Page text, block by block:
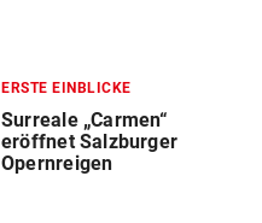
ERSTE EINBLICKE
Surreale „Carmen“
eröffnet Salzburger
Opernreigen